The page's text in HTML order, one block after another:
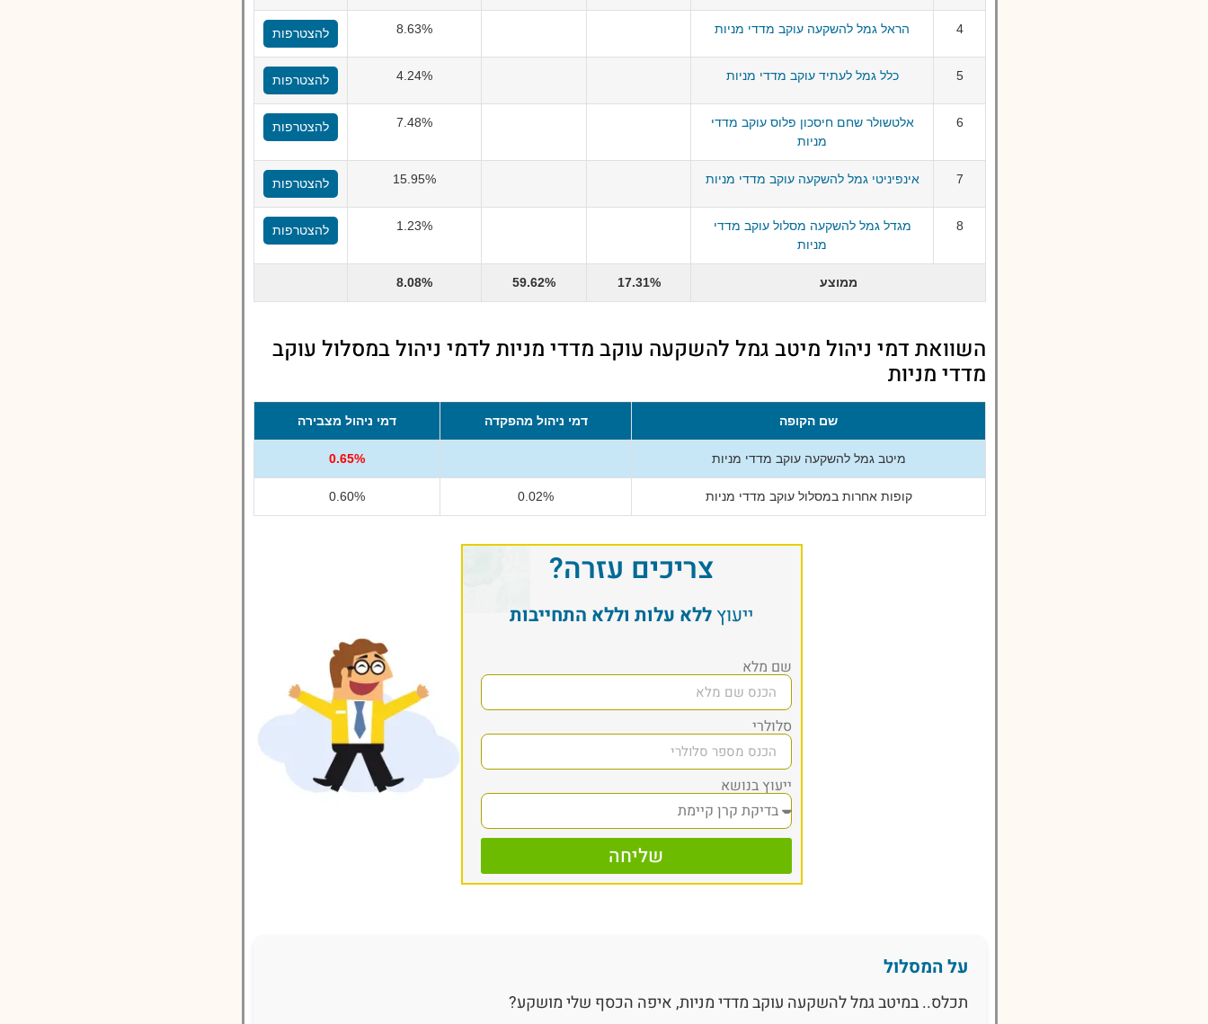
4 הראל גמל להשקעה עוקב מדדי מניות 8.63% להצטרפות
5 כלל גמל לעתיד עוקב מדדי מניות 4.24% להצטרפות
6
אלטשולר שחם חיסכון פלוס עוקב מדדי
מניות
7.48% להצטרפות
7 אינפיניטי גמל להשקעה עוקב מדדי מניות 15.95% להצטרפות
8
מגדל גמל להשקעה מסלול עוקב מדדי
מניות
1.23% להצטרפות
ממוצע 17.31%
59.62%
8.08%
השוואת דמי ניהול מיטב גמל להשקעה עוקב מדדי מניות לדמי ניהול במסלול עוקב
מדדי מניות
שם הקופה דמי ניהול מהפקדה דמי ניהול מצבירה
מיטב גמל להשקעה עוקב מדדי מניות 0.65%
קופות אחרות במסלול עוקב מדדי מניות 0.02%
0.60%
צריכים עזרה?
ייעוץללא עלות וללא התחייבות
שם מלא
סלולרי
ייעוץ בנושא
שליחה
על המסלול
תכלס.. במיטב גמל להשקעה עוקב מדדי מניות, איפה הכסף שלי מושקע?